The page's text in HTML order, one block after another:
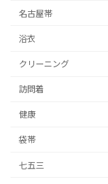
名古屋帯
浴衣
クリーニング
訪問着
健康
袋帯
七五三